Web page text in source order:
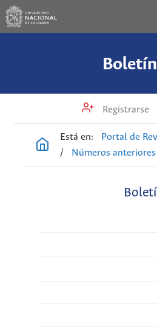
Registrarse
Está en: Portal de
/
Números anteriores